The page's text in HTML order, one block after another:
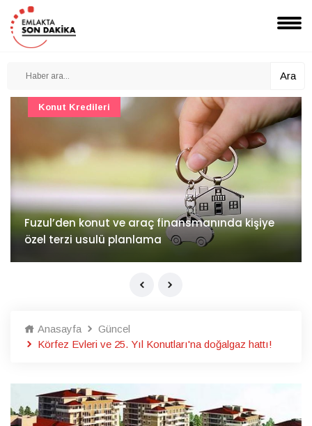
Ara
İv Kandilli'de yaşam yakında başlıyor
Konut Projeleri
Anasayfa
Güncel
Körfez Evleri ve 25. Yıl Konutları'na doğalgaz hattı!